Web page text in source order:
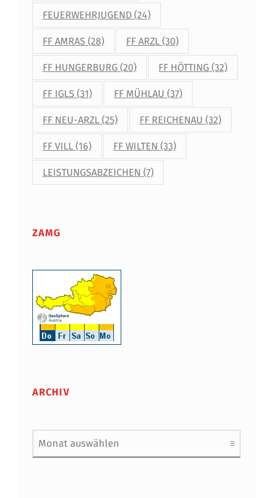
FEUERWEHRJUGEND(24)
FF AMRAS (28) FF ARZL (30)
FF HUNGERBURG(20) FF HÖTTING (32)
FF IGLS (31) FF MÜHLAU (37)
FF NEU-ARZL(25) FF REICHENAU (32)
FF VILL(16) FF WILTEN (33)
LEISTUNGSABZEICHEN (7)
ZAMG
ARCHIV
Archiv